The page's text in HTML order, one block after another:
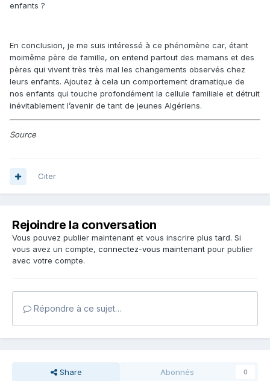
enfants ?
En conclusion, je me suis intéressé à ce phénomène car, étant
moimême père de famille, on entend partout des mamans et des
pères qui vivent très très mal les changements observés chez
leurs enfants. Ajoutez à cela un comportement dramatique de
nos enfants qui touche profondément la cellule familiale et détruit
inévitablement l’avenir de tant de jeunes Algériens.
Source
Citer
Rejoindre la conversation
Vous pouvez publier maintenant et vous inscrire plus tard. Si
vous avez un compte, connectez-vous maintenant pour publier
avec votre compte.
Répondre à ce sujet…
Share Abonnés 0